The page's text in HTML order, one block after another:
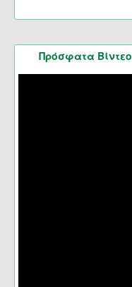
Πρόσφατα Βίντεο